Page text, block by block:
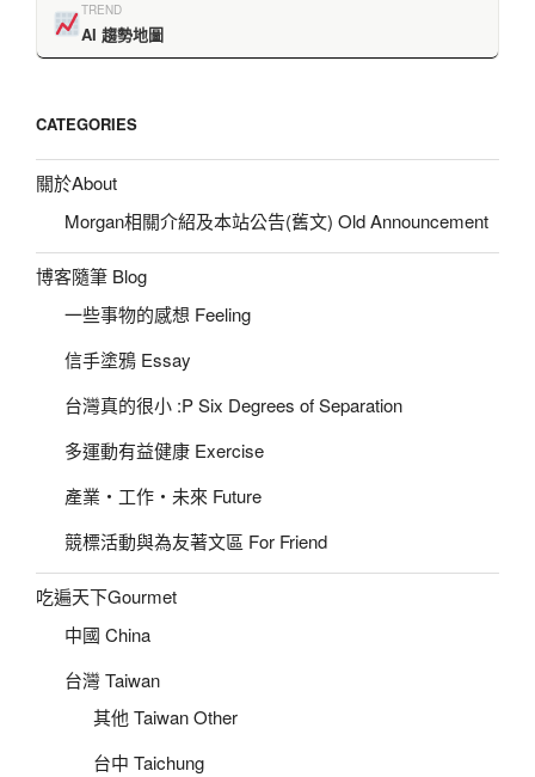
TREND
AI 趨勢地圖
CATEGORIES
關於About
Morgan相關介紹及本站公告(舊文) Old Announcement
博客隨筆 Blog
一些事物的感想 Feeling
信手塗鴉 Essay
台灣真的很小 :P Six Degrees of Separation
多運動有益健康 Exercise
產業‧工作‧未來 Future
競標活動與為友著文區 For Friend
吃遍天下Gourmet
中國 China
台灣 Taiwan
其他 Taiwan Other
台中 Taichung